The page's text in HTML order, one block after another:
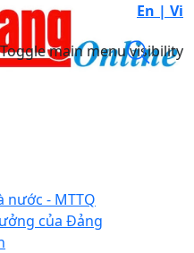
En | Vi
Toggle main menu visibility
nước - MTTQ
của Đảng